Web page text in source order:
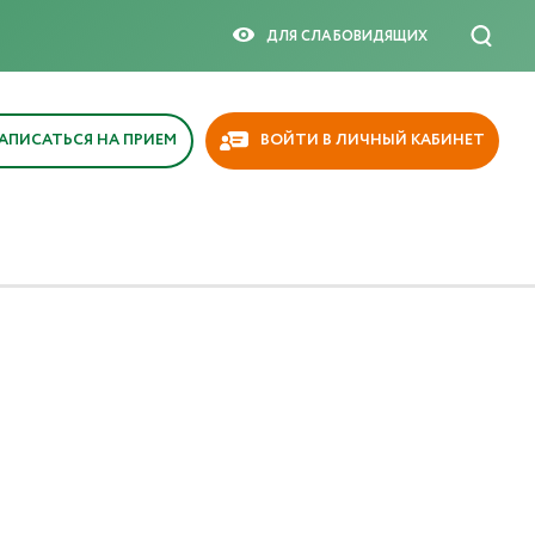
ДЛЯ СЛАБОВИДЯЩИX
НА ПРИЕМ ВОЙТИ В ЛИЧНЫЙ КАБИНЕТ